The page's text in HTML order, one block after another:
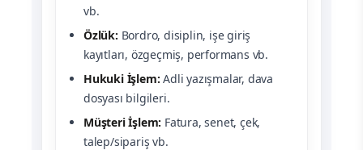
vb.
Özlük: Bordro, disiplin, işe giriş
kayıtları, özgeçmiş, performans vb.
Hukuki İşlem: Adli yazışmalar, dava
dosyası bilgileri.
Müşteri İşlem: Fatura, senet, çek,
talep/sipariş vb.